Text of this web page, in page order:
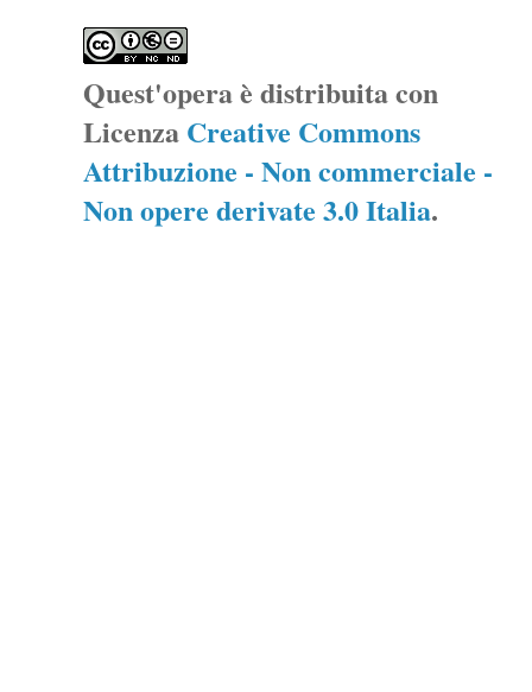
Quest'opera è distribuita con
Licenza Creative Commons
Attribuzione - Non commerciale -
Non opere derivate 3.0 Italia.